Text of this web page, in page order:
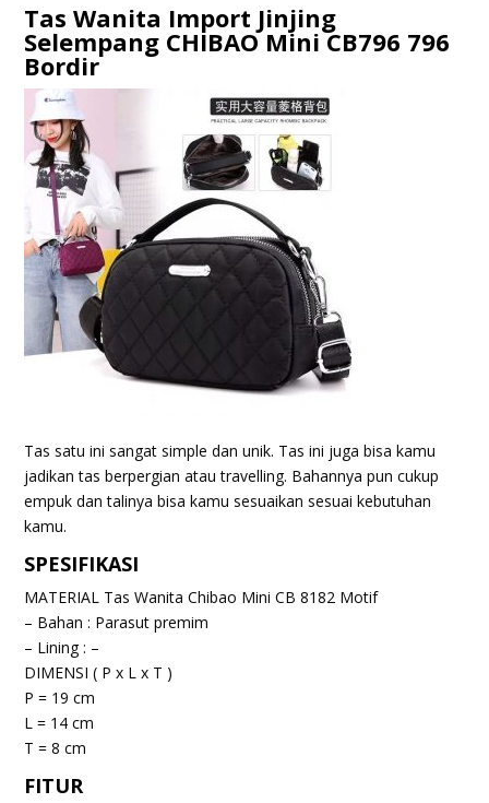
Tas Wanita Import Jinjing
Selempang CHIBAO Mini CB796 796
Bordir
Tas satu ini sangat simple dan unik. Tas ini juga bisa kamu
jadikan tas berpergian atau travelling. Bahannya pun cukup
empuk dan talinya bisa kamu sesuaikan sesuai kebutuhan
kamu.
SPESIFIKASI
MATERIAL Tas Wanita Chibao Mini CB 8182 Motif
– Bahan : Parasut premim
– Lining : –
DIMENSI ( P x L x T )
P = 19 cm
L = 14 cm
T = 8 cm
FITUR